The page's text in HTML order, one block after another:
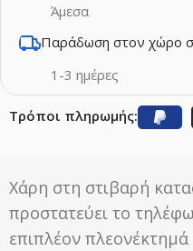
Άμεσα
Παράδωση στον χώρο
1-3 ημέρες
Τρόποι πληρωμής:
Χάρη στη στιβαρή
προστατεύει το
επιπλέον